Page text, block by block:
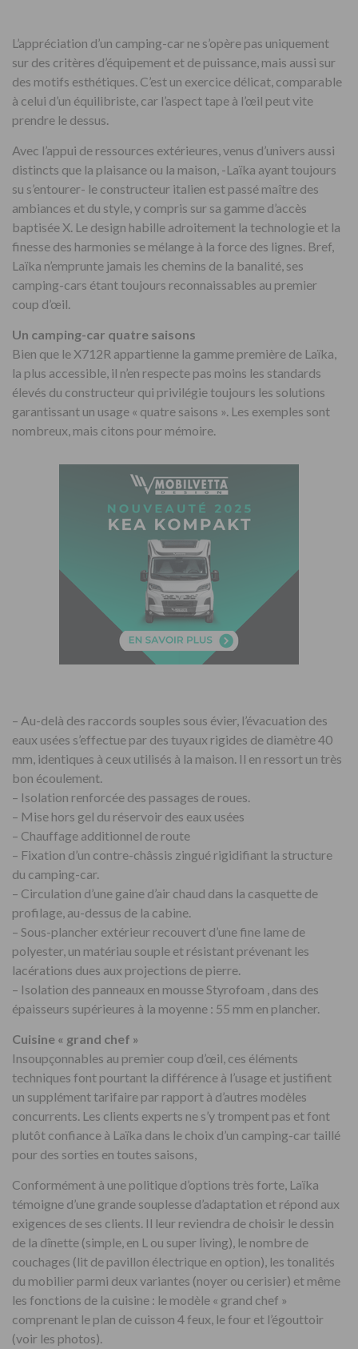
L’appréciation d’un camping-car ne s’opère pas uniquement
sur des critères d’équipement et de puissance, mais aussi sur
des motifs esthétiques. C’est un exercice délicat, comparable
à celui d’un équilibriste, car l’aspect tape à l’œil peut vite
prendre le dessus.
Avec l’appui de ressources extérieures, venus d’univers aussi
distincts que la plaisance ou la maison, -Laïka ayant toujours
su s’entourer- le constructeur italien est passé maître des
ambiances et du style, y compris sur sa gamme d’accès
baptisée X. Le design habille adroitement la technologie et la
finesse des harmonies se mélange à la force des lignes. Bref,
Laïka n’emprunte jamais les chemins de la banalité, ses
camping-cars étant toujours reconnaissables au premier
coup d’œil.
Un camping-car quatre saisons
Bien que le X712R appartienne la gamme première de Laïka,
la plus accessible, il n’en respecte pas moins les standards
élevés du constructeur qui privilégie toujours les solutions
garantissant un usage « quatre saisons ». Les exemples sont
nombreux, mais citons pour mémoire.
– Au-delà des raccords souples sous évier, l’évacuation des
eaux usées s’effectue par des tuyaux rigides de diamètre 40
mm, identiques à ceux utilisés à la maison. Il en ressort un très
bon écoulement.
– Isolation renforcée des passages de roues.
– Mise hors gel du réservoir des eaux usées
– Chauffage additionnel de route
– Fixation d’un contre-châssis zingué rigidifiant la structure
du camping-car.
– Circulation d’une gaine d’air chaud dans la casquette de
profilage, au-dessus de la cabine.
– Sous-plancher extérieur recouvert d’une fine lame de
polyester, un matériau souple et résistant prévenant les
lacérations dues aux projections de pierre.
– Isolation des panneaux en mousse Styrofoam , dans des
épaisseurs supérieures à la moyenne : 55 mm en plancher.
Cuisine « grand chef »
Insoupçonnables au premier coup d’œil, ces éléments
techniques font pourtant la différence à l’usage et justifient
un supplément tarifaire par rapport à d’autres modèles
concurrents. Les clients experts ne s’y trompent pas et font
plutôt confiance à Laïka dans le choix d’un camping-car taillé
pour des sorties en toutes saisons,
Conformément à une politique d’options très forte, Laïka
témoigne d’une grande souplesse d’adaptation et répond aux
exigences de ses clients. Il leur reviendra de choisir le dessin
de la dînette (simple, en L ou super living), le nombre de
couchages (lit de pavillon électrique en option), les tonalités
du mobilier parmi deux variantes (noyer ou cerisier) et même
les fonctions de la cuisine : le modèle « grand chef »
comprenant le plan de cuisson 4 feux, le four et l’égouttoir
(voir les photos).